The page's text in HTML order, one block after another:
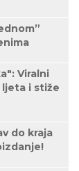
Viralni
i stiže
do kraja